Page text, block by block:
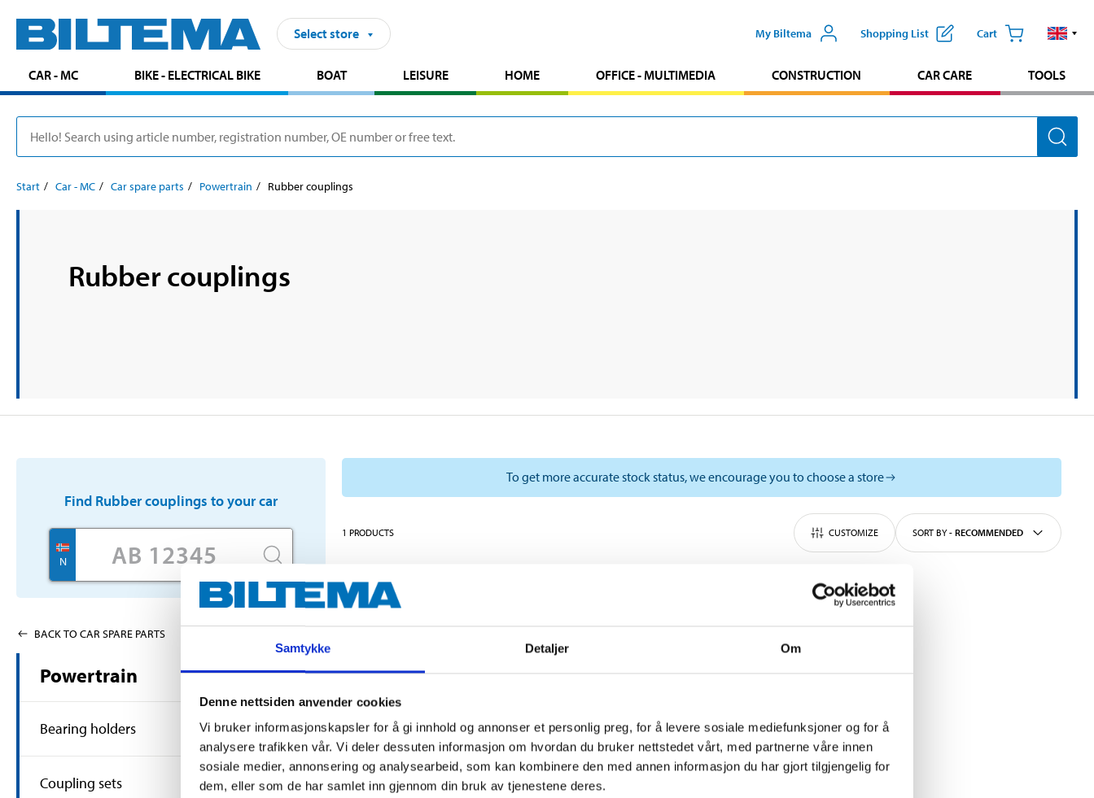
Samtykke Detaljer Om
Denne nettsiden anvender cookies
Vi bruker informasjonskapsler for å gi innhold og annonser et personlig preg, for å levere sosiale mediefunksjoner og for å
analysere trafikken vår. Vi deler dessuten informasjon om hvordan du bruker nettstedet vårt, med partnerne våre innen
sosiale medier, annonsering og analysearbeid, som kan kombinere den med annen informasjon du har gjort tilgjengelig for
dem, eller som de har samlet inn gjennom din bruk av tjenestene deres.
Select store My Biltema Shopping List Cart
CAR - MC BIKE - ELECTRICAL BIKE BOAT LEISURE HOME OFFICE - MULTIMEDIA CONSTRUCTION CAR CARE TOOLS
Start Car - MC Car spare parts Powertrain Rubber couplings
Rubber couplings
Find Rubber couplings to your car
N
BACK TO CAR SPARE PARTS
Powertrain
Bearing holders
Coupling sets
To get more accurate stock status, we encourage you to choose a store
1 PRODUCTS CUSTOMIZE SORT BY- RECOMMENDED
139,-
Rubber Connector
72-607
In stock in